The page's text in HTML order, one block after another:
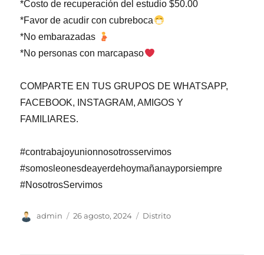
*Costo de recuperación del estudio $50.00
*Favor de acudir con cubreboca
*No embarazadas
*No personas con marcapaso
COMPARTE EN TUS GRUPOS DE WHATSAPP,
FACEBOOK, INSTAGRAM, AMIGOS Y
FAMILIARES.
#contrabajoyunionnosotrosservimos
#somosleonesdeayerdehoymañanayporsiempre
#NosotrosServimos
Autor
admin
Publicado
26 agosto, 2024 Categorías
Distrito